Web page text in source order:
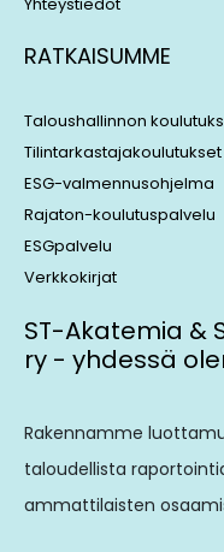
RATKAISUMME
Taloushallinnon
Tilintarkastajakoulutukset
ESG-valmennusohjelma
Rajaton-koulutuspalvelu
ESGpalvelu
Verkkokirjat
ST-Akatemia &
ry - yhdessä
Rakennamme
taloudellista
ammattilaisten